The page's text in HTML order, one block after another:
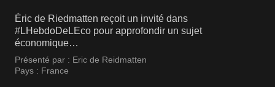
Éric de Riedmatten reçoit un invité dans
#LHebdoDeLEco pour approfondir un sujet
économique…
Présenté par : Eric de Reidmatten
Pays : France